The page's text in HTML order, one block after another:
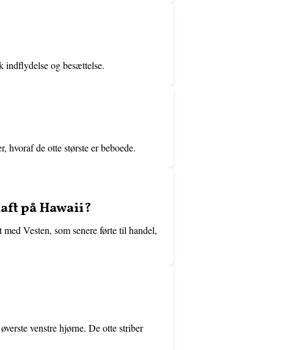
indflydelse og besættelse.
hvoraf de otte største er beboede.
på Hawaii?
Vesten, som senere førte til handel,
venstre hjørne. De otte striber